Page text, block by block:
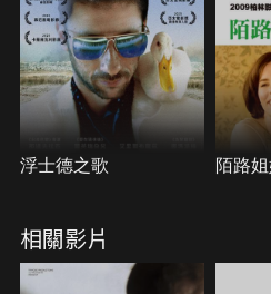
浮士德之歌 陌路
相關影片